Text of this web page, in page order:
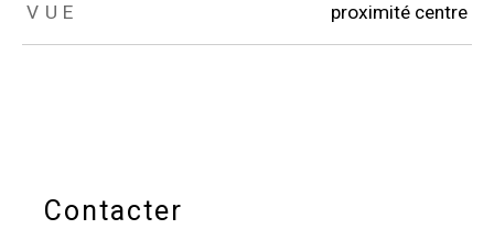
VUE proximité centre
Contacter